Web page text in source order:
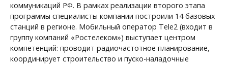
коммуникаций РФ. В рамках реализации второго этапа
программы специалисты компании построили 14 базовых
станций в регионе. Мобильный оператор Tele2 (входит в
группу компаний «Ростелеком») выступает центром
компетенций: проводит радиочастотное планирование,
координирует строительство и пуско-наладочные